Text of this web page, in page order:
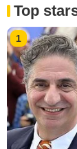
Top
1